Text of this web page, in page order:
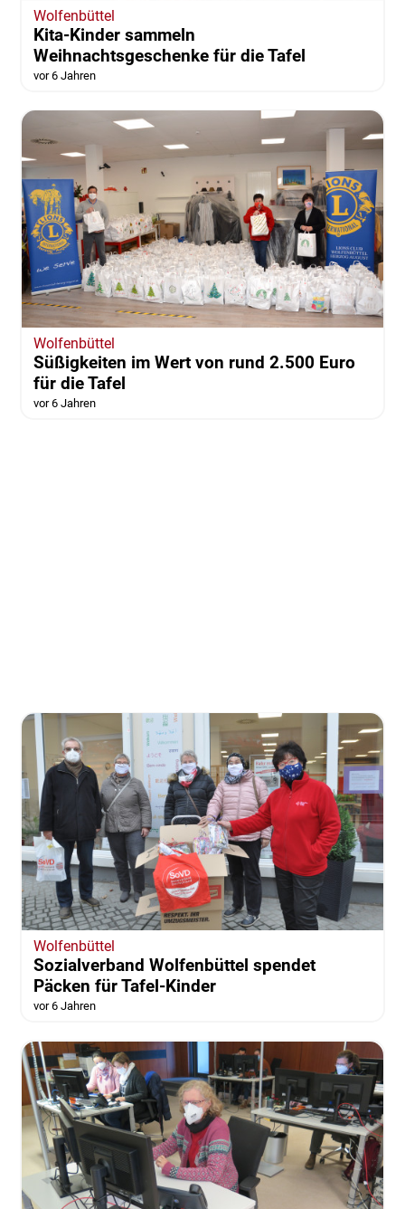
Wolfenbüttel
Kita-Kinder sammeln
Weihnachtsgeschenke für die Tafel
vor 6 Jahren
Wolfenbüttel
Süßigkeiten im Wert von rund 2.500 Euro
für die Tafel
vor 6 Jahren
Wolfenbüttel
Sozialverband Wolfenbüttel spendet
Päcken für Tafel-Kinder
vor 6 Jahren